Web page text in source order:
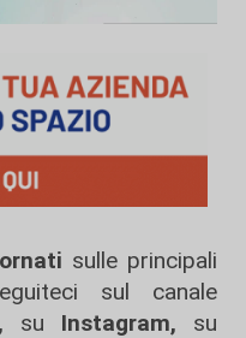
sulle principali
sul canale
su Instagram, su